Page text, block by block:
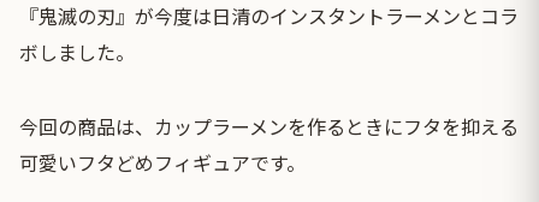
『鬼滅の刃』が今度は日清のインスタントラーメンとコラ
ボしました。
今回の商品は、カップラーメンを作るときにフタを抑える
可愛いフタどめフィギュアです。